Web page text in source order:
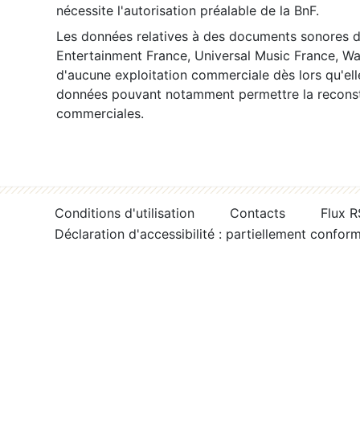
nécessite l'autorisation préalable de la BnF.
Les données relatives à des documents sonores
Entertainment France, Universal Music France,
d'aucune exploitation commerciale dès lors
données pouvant notamment permettre la
commerciales.
Conditions d'utilisation Contacts
Flux
Déclaration d'accessibilité : partiellement